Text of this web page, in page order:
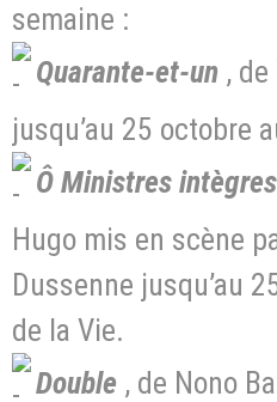
semaine :
Quarante-et-un ,
jusqu’au 25 octobre
Ô Ministres intègres
Hugo mis en scène
Dussenne jusqu’au
de la Vie.
Double , de Nono